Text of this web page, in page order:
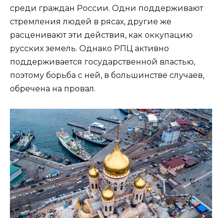
среди граждан России. Одни поддерживают
стремления людей в рясах, другие же
расценивают эти действия, как оккупацию
русских земель. Однако РПЦ активно
поддерживается государственной властью,
поэтому борьба с ней, в большинстве случаев,
обречена на провал.